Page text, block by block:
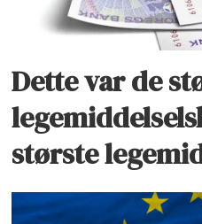
Dette var de
største